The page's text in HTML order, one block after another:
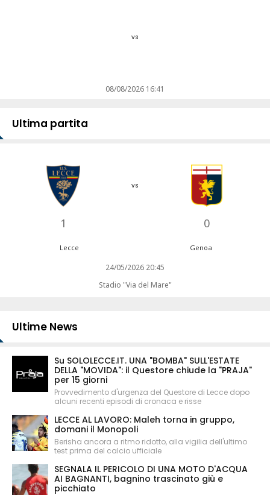
vs
08/08/2026 16:41
Ultima partita
1
vs
0
Lecce Genoa
24/05/2026 20:45
Stadio "Via del Mare"
Ultime News
Su SOLOLECCE.IT. UNA "BOMBA" SULL'ESTATE
DELLA "MOVIDA": il Questore chiude la "PRAJA"
per 15 giorni
Provvedimento d'urgenza del Questore di Lecce dopo
alcuni recenti episodi di cronaca e risse
LECCE AL LAVORO: Maleh torna in gruppo,
domani il Monopoli
Berisha ancora a ritmo ridotto, alla vigilia dell'ultimo
test prima del calcio ufficiale
SEGNALA IL PERICOLO DI UNA MOTO D'ACQUA
AI BAGNANTI, bagnino trascinato giù e
picchiato